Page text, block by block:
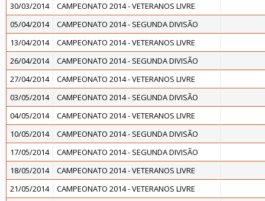
30/03/2014
CAMPEONATO 2014 - VETERANOS LIVRE
05/04/2014
CAMPEONATO 2014 - SEGUNDA DIVISÃO
13/04/2014
CAMPEONATO 2014 - VETERANOS LIVRE
26/04/2014
CAMPEONATO 2014 - SEGUNDA DIVISÃO
27/04/2014
CAMPEONATO 2014 - VETERANOS LIVRE
03/05/2014
CAMPEONATO 2014 - SEGUNDA DIVISÃO
04/05/2014
CAMPEONATO 2014 - VETERANOS LIVRE
10/05/2014
CAMPEONATO 2014 - SEGUNDA DIVISÃO
17/05/2014
CAMPEONATO 2014 - SEGUNDA DIVISÃO
18/05/2014
CAMPEONATO 2014 - VETERANOS LIVRE
21/05/2014
CAMPEONATO 2014 - VETERANOS LIVRE